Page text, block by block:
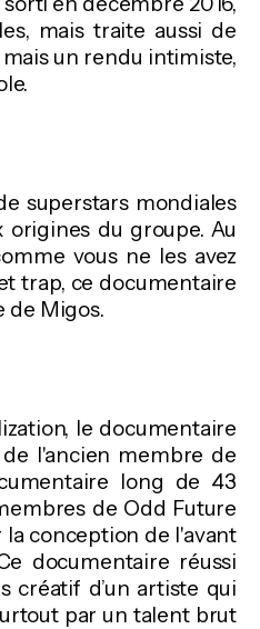
mais traite aussi de
un rendu intimiste,
superstars mondiales
du groupe. Au
vous ne les avez
trap, ce documentaire
de Migos.
le documentaire
l'ancien membre de
long de 43
de Odd Future
conception de l'avant
documentaire réussi
créatif d’un artiste qui
par un talent brut